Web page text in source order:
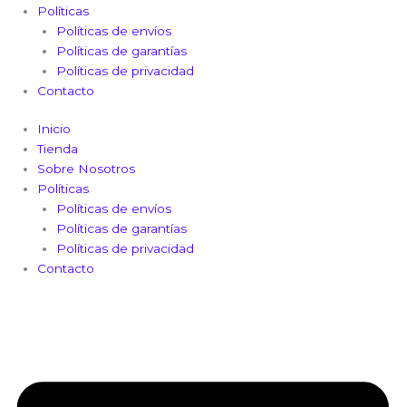
Políticas
Políticas de envíos
Políticas de garantías
Políticas de privacidad
Contacto
Inicio
Tienda
Sobre Nosotros
Políticas
Políticas de envíos
Políticas de garantías
Políticas de privacidad
Contacto